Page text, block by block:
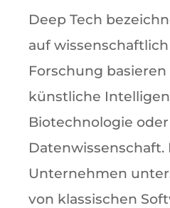
Deep Tech
auf
Forschung basieren
künstliche
Biotechnologie
Datenwissenschaft.
Unternehmen
von klassischen